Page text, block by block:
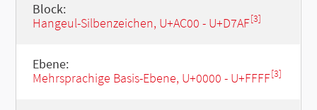
Block:
Hangeul-Silbenzeichen, U+AC00 - U+D7AF[3]
Ebene:
Mehrsprachige Basis-Ebene, U+0000 - U+FFFF[3]